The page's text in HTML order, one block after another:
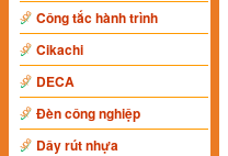
Công tắc hành trình
Cikachi
DECA
Đèn công nghiệp
Dây rút nhựa